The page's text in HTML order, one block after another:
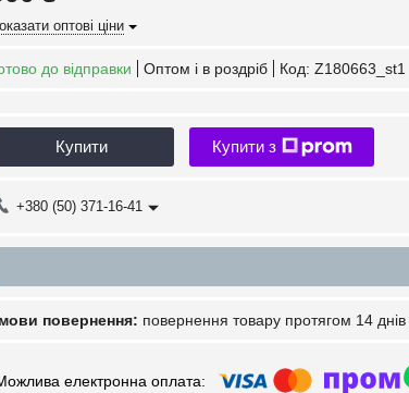
оптові ціни
до відправки Оптом і в роздріб Код: Z180663_st1
Купити Купити з
+380 (50) 371-16-41
повернення товару протягом 14 днів